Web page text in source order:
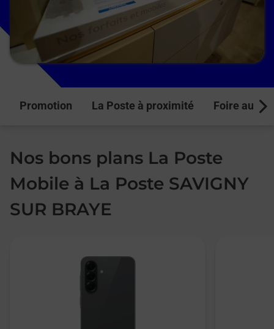
Promotion La Poste à proximité Foire aux
Nos bons plans La Poste
Mobile à La Poste SAVIGNY
SUR BRAYE